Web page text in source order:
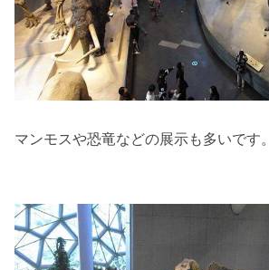
マンモスや恐竜などの展示も多いです。